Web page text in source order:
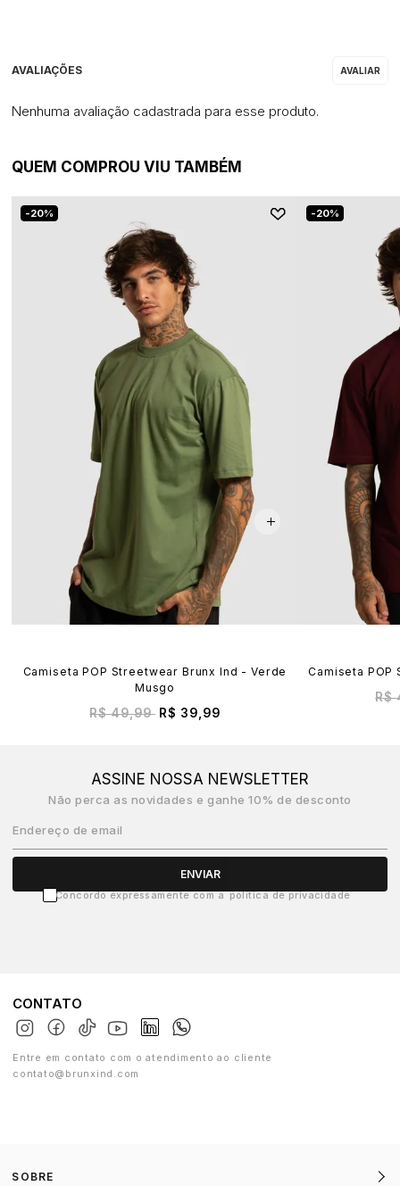
Nenhuma avaliação cadastrada para esse produto.
QUEM COMPROU VIU TAMBÉM
20%
Camiseta POP Streetwear Brunx Ind - Verde
Musgo
R$ 49,99 R$ 39,99
20%
Camiseta
R$
ASSINE NOSSA NEWSLETTER
Não perca as novidades e ganhe 10% de desconto
Endereço de email
ENVIAR
Concordo expressamente com a política de privacidade
CONTATO
Entre em contato com o atendimento ao cliente
contato@brunxind.com
SOBRE